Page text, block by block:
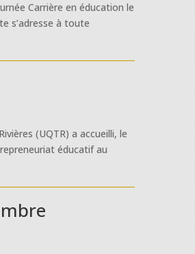
Carrière en éducation le
s’adresse à toute
(UQTR) a accueilli, le
éducatif au